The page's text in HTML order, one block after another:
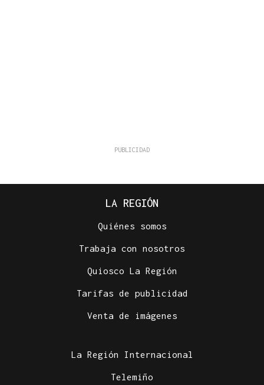
LA REGIÓN
Quiénes somos
Trabaja con nosotros
Quiosco La Región
Tarifas de publicidad
Venta de imágenes
La Región Internacional
Telemiño